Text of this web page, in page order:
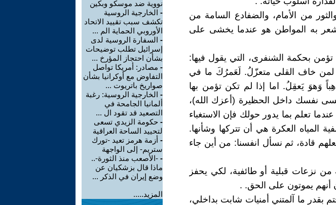
من الأمام، والضفادع السامة من
به المواطن هو عندما يخشى على
بحكمة الشنفرى، التي يقول فيها:
لمن خاف القلى متعزّلُ. لَعَمرُكَ ما في
وَهوَ يَعقِلُ. اما إذا لم تكن تؤمن بها
نفسك داخل الحظيرة (أعزك الله)،
تعلم بما يدور حولك فإن الاستغباء
العكرة هي أن تتركها وشأنها.
قادة، ثم نسأل انفسنا: من أين جاء
نزعات قبلية أو طائفية، لكي يحفز
أنهم يموتون على الحق. .
بقدر ما آلمتني أمنيات شابت بداخلي،
نووية ضد موسكو وبكين
- الخارجية الروسية
تكشف سبب تقييد الاتحاد
الأوروبي الحماية الم ...
- السفارة الروسية لدى
إسرائيل تطلب توضيحات
بشأن احتجاز المؤرخ ...
- مصادر: أمريكا تواصل
التفاوض مع أوكرانيا بشأن
صواريخ باتريوت ...
- الخارجية الروسية: رغبة
ألمانيا الجامحة في
التصعيد قد تقود ال ...
- حكومة الزيدي تسعى
لتحييد الساحة العراقية
- أزمة هرمز تعيد -تورك
ستريم- إلى الواجهة
- -الأصعب منذ الثورة-..
ماذا قال بزشكيان عن
وضع إيران في الذكر ...
المزيد.....